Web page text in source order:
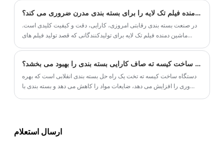
چه چیزی ماشین دمنده فیلم تک لایه را برای بسته بندی مدرن ضروری می کند؟
در صنعت بسته بندی رقابتی امروزی، کارایی، دقت و کیفیت کلیدی است.
ماشین دمنده فیلم تک لایه برای تولیدکنندگانی که قصد تولید فیلم های
چگونه یک ماشین ساخت کیسه ته صاف کارایی بسته بندی را بهبود می بخشد؟
دستگاه ساخت کیسه ته تخت یک راه حل بسته بندی انقلابی است که بهره
وری را افزایش می دهد، ضایعات مواد را کاهش می دهد و بسته بندی با
ارسال استعلام